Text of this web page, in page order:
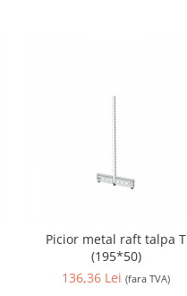
Picior metal raft talpa T
(195*50)
136,36 Lei (fara TVA)